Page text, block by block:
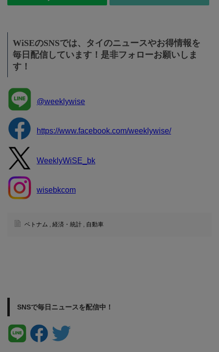
WiSEのSNSでは、タイのニュースやお得情報を
毎日配信しています！是非フォローお願いしま
す！
@weeklywise
https://www.facebook.com/weeklywise/
WeeklyWiSE_bk
wisebkcom
ベトナム , 経済・統計 , 自動車
SNSで毎日ニュースを配信中！